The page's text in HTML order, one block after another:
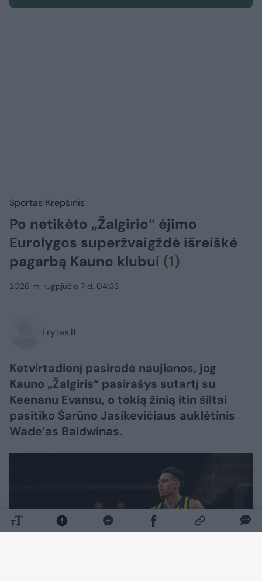
Sportas Krepšinis
Po netikėto „Žalgirio“ ėjimo
Eurolygos superžvaigždė išreiškė
pagarbą Kauno klubui (1)
2026 m. rugpjūčio 7 d. 04:33
Lrytas.lt
Ketvirtadienį pasirodė naujienos, jog
Kauno „Žalgiris“ pasirašys sutartį su
Keenanu Evansu, o tokią žinią itin šiltai
pasitiko Šarūno Jasikevičiaus auklėtinis
Wade‘as Baldwinas.